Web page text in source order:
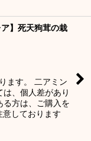
】死天狗茸の栽
ます。 二アミン
は、個人差があり
る方は、ご購入を
しております